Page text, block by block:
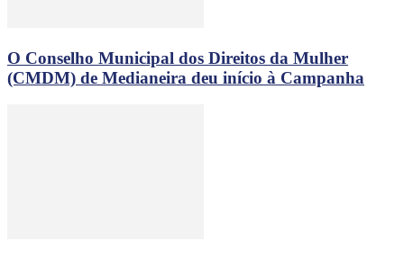
O Conselho Municipal dos Direitos da Mulher
(CMDM) de Medianeira deu início à Campanha